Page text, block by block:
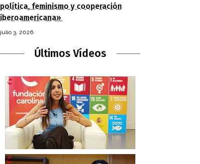
política, feminismo y cooperación
iberoamericana»
julio 3, 2026
Últimos Vídeos